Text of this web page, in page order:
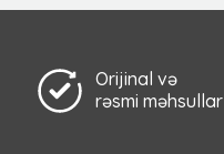
Orijinal və
rəsmi məhsullar